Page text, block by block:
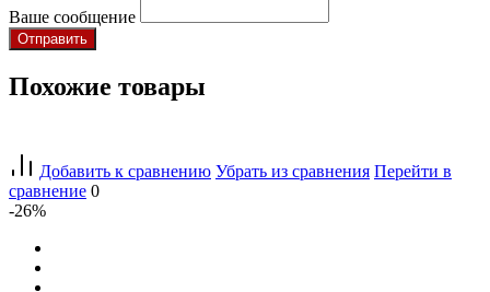
Ваше сообщение
Похожие товары
Добавить к сравнению Убрать из сравнения Перейти в
сравнение 0
-26%